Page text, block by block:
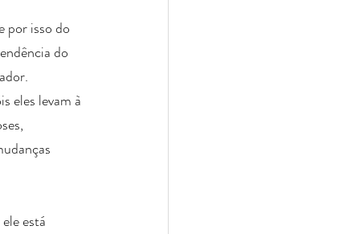
por isso do
do
eles levam à
está